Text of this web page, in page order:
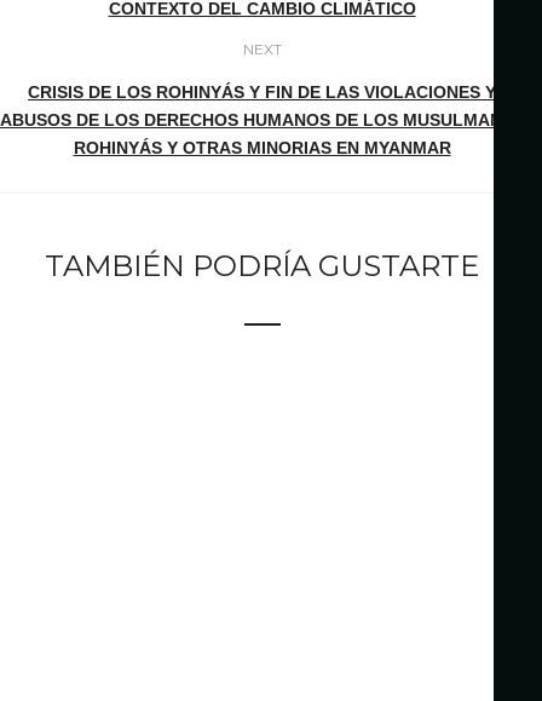
CONTEXTO DEL CAMBIO CLIMÁTICO
NEXT
CRISIS DE LOS ROHINYÁS Y FIN DE LAS VIOLACIONES Y
ABUSOS DE LOS DERECHOS HUMANOS DE LOS MUSULMANES
ROHINYÁS Y OTRAS MINORIAS EN MYANMAR
TAMBIÉN PODRÍA GUSTARTE